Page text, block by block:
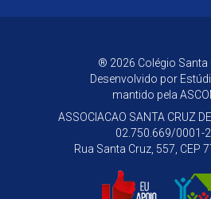
® 2026 Colégio Santa
Desenvolvido por
mantido pela
ASSOCIACAO SANTA CRUZ
02.750.669/0001-
Rua Santa Cruz, 557, CEP